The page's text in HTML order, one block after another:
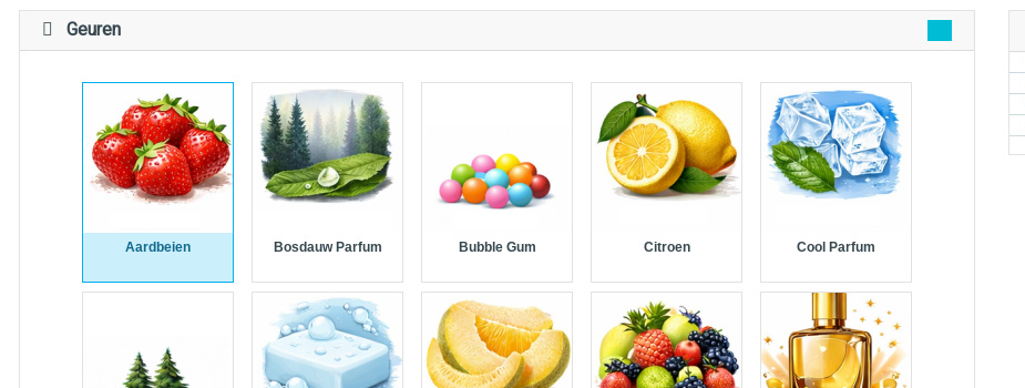
Geuren
Aardbeien Bosdauw Parfum Bubble Gum Citroen Cool Parfum